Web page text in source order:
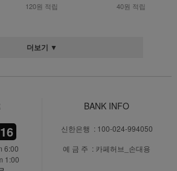
120원 적립 40원 적립
더보기 ▼
6:00
1:00
BANK INFO
신한은행 : 100-024-994050
예 금 주 : 카페허브_손대용